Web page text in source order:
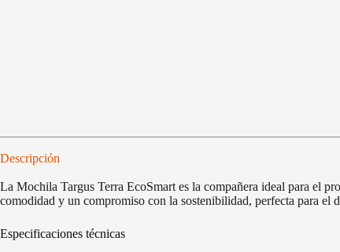
Descripción
La Mochila Targus Terra EcoSmart es la compañera ideal para el
comodidad y un compromiso con la sostenibilidad, perfecta para el
Especificaciones técnicas